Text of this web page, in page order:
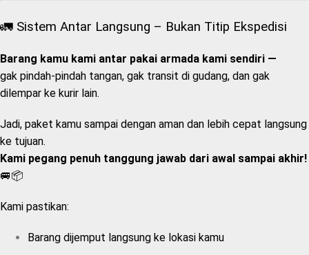
🚛 Sistem Antar Langsung – Bukan Titip Ekspedisi
Barang kamu kami antar pakai armada kami sendiri —
gak pindah-pindah tangan, gak transit di gudang, dan gak
dilempar ke kurir lain.
Jadi, paket kamu sampai dengan aman dan lebih cepat langsung
ke tujuan.
Kami pegang penuh tanggung jawab dari awal sampai akhir!
🚐📦
Kami pastikan:
Barang dijemput langsung ke lokasi kamu